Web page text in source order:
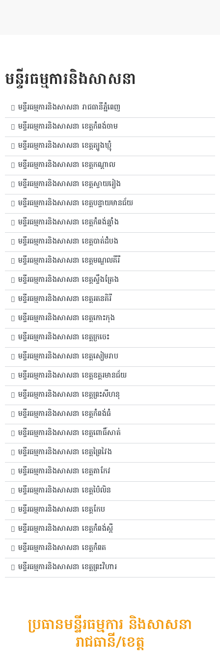
មន្ទីរធម្មការនិងសាសនា
មន្ទីរធម្មការនិងសាសនា រាជធានីភ្នំពេញ
មន្ទីរធម្មការនិងសាសនា ខេត្តកំពង់ចាម
មន្ទីរធម្មការនិងសាសនា ខេត្តត្បូងឃ្មុំ
មន្ទីរធម្មការនិងសាសនា ខេត្តកណ្តាល
មន្ទីរធម្មការនិងសាសនា ខេត្តស្វាយរៀង
មន្ទីរធម្មការនិងសាសនា ខេត្តបន្ទាយមានជ័យ
មន្ទីរធម្មការនិងសាសនា ខេត្តកំពង់ឆ្នាំង
មន្ទីរធម្មការនិងសាសនា ខេត្តបាត់ដំបង
មន្ទីរធម្មការនិងសាសនា ខេត្តមណ្ឌលគីរី
មន្ទីរធម្មការនិងសាសនា ខេត្តស្ទឹងត្រែង
មន្ទីរធម្មការនិងសាសនា ខេត្តរតនគិរី
មន្ទីរធម្មការនិងសាសនា ខេត្តកោះកុង
មន្ទីរធម្មការនិងសាសនា ខេត្តក្រចេះ
មន្ទីរធម្មការនិងសាសនា ខេត្តសៀមរាប
មន្ទីរធម្មការនិងសាសនា ខេត្តឧត្តរមានជ័យ
មន្ទីរធម្មការនិងសាសនា ខេត្តព្រះសីហនុ
មន្ទីរធម្មការនិងសាសនា ខេត្តកំពង់ធំ
មន្ទីរធម្មការនិងសាសនា ខេត្តពោធិ៍សាត់
មន្ទីរធម្មការនិងសាសនា ខេត្តព្រៃវៃង
មន្ទីរធម្មការនិងសាសនា ខេត្តតាកែវ
មន្ទីរធម្មការនិងសាសនា ខេត្តប៉ៃលិន
មន្ទីរធម្មការនិងសាសនា ខេត្តកែប
មន្ទីរធម្មការនិងសាសនា ខេត្តកំពង់ស្ពឺ
មន្ទីរធម្មការនិងសាសនា ខេត្តកំពត
មន្ទីរធម្មការនិងសាសនា ខេត្តព្រះវិហារ
ប្រធានមន្ទីរធម្មការ និងសាសនា
រាជធានី/ខេត្ត